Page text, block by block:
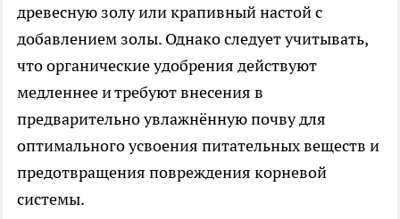
древесную золу или крапивный настой с
добавлением золы. Однако следует учитывать,
что органические удобрения действуют
медленнее и требуют внесения в
предварительно увлажнённую почву для
оптимального усвоения питательных веществ и
предотвращения повреждения корневой
системы.